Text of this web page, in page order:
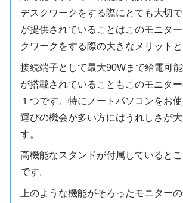
デスクワークをする際にとても大切
が提供されていることはこのモニタ
クワークをする際の大きなメリットと
接続端子として最大90Wまで給電可
が搭載されていることもこのモニタ
１つです。特にノートパソコンをお
運びの機会が多い方にはうれしさが
す。
高機能なスタンドが付属していると
です。
上のような機能がそろったモニター